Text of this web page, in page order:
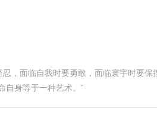
，面临自我时要勇敢，面临寰宇时要
自身等于一种艺术。”